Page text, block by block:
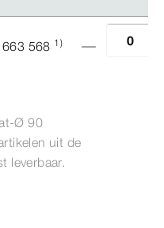
663 568 1)
Ø90
uit de
leverbaar.